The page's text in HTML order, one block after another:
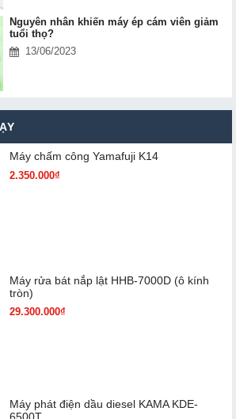
Nguyên nhân khiến máy ép cám viên giảm
tuổi thọ?
13/06/2023
Máy chấm cô​ng Yamafuji K14
2.350.000₫
Máy rửa bát nắp lật HHB-7000D (ô kính
tròn)
29.300.000₫
Máy phát điện dầu diesel KAMA KDE-